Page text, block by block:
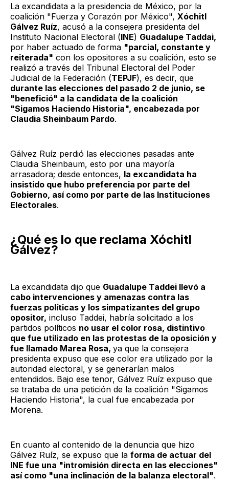
La excandidata a la presidencia de México, por la
coalición "Fuerza y Corazón por México", Xóchitl
Gálvez Ruíz, acusó a la consejera presidenta del
Instituto Nacional Electoral (INE) Guadalupe Taddai,
por haber actuado de forma "parcial, constante y
reiterada" con los opositores a su coalición, esto se
realizó a través del Tribunal Electoral del Poder
Judicial de la Federación (TEPJF), es decir, que
durante las elecciones del pasado 2 de junio, se
"benefició" a la candidata de la coalición
"Sigamos Haciendo Historia", encabezada por
Claudia Sheinbaum Pardo.
Gálvez Ruíz perdió las elecciones pasadas ante
Claudia Sheinbaum, esto por una mayoría
arrasadora; desde entonces, la excandidata ha
insistido que hubo preferencia por parte del
Gobierno, así como por parte de las Instituciones
Electorales.
¿Qué es lo que reclama Xóchitl
Gálvez?
La excandidata dijo que Guadalupe Taddei llevó a
cabo intervenciones y amenazas contra las
fuerzas políticas y los simpatizantes del grupo
opositor, incluso Taddei, habría solicitado a los
partidos políticos no usar el color rosa, distintivo
que fue utilizado en las protestas de la oposición y
fue llamado Marea Rosa, ya que la consejera
presidenta expuso que ese color era utilizado por la
autoridad electoral, y se generarían malos
entendidos. Bajo ese tenor, Gálvez Ruíz expuso que
se trataba de una petición de la coalición "Sigamos
Haciendo Historia", la cual fue encabezada por
Morena.
En cuanto al contenido de la denuncia que hizo
Gálvez Ruíz, se expuso que la forma de actuar del
INE fue una "intromisión directa en las elecciones"
así como "una inclinación de la balanza electoral".